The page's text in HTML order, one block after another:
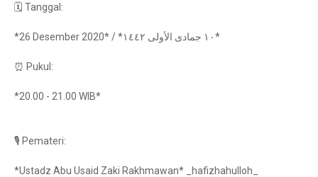
🗓️ Tanggal:
*26 Desember 2020* / *١٠ جمادى الأولى ١٤٤٢*
⏰ Pukul:
*20.00 - 21.00 WIB*
🎙 Pemateri:
*Ustadz Abu Usaid Zaki Rakhmawan* _hafizhahulloh_